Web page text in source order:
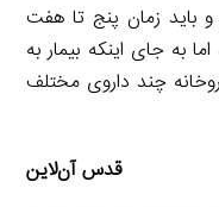
باید زمان پنج تا هفت
به جای اینکه بیمار به
چند داروی مختلف
قدس آن‌لاین